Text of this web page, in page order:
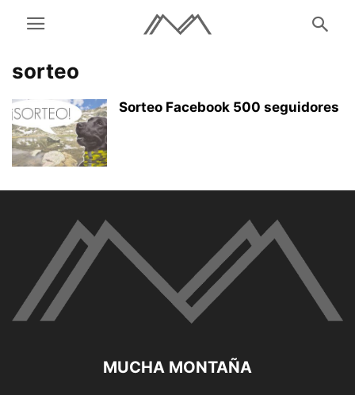
sorteo
Sorteo Facebook 500 seguidores
MUCHA MONTAÑA